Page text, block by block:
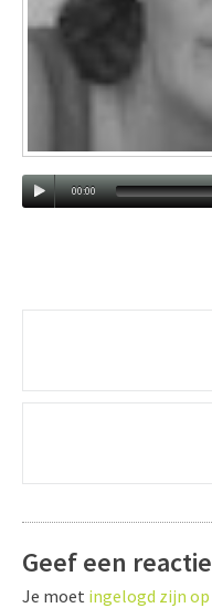
00:00
Geef een reactie
Je moet ingelogd zijn op